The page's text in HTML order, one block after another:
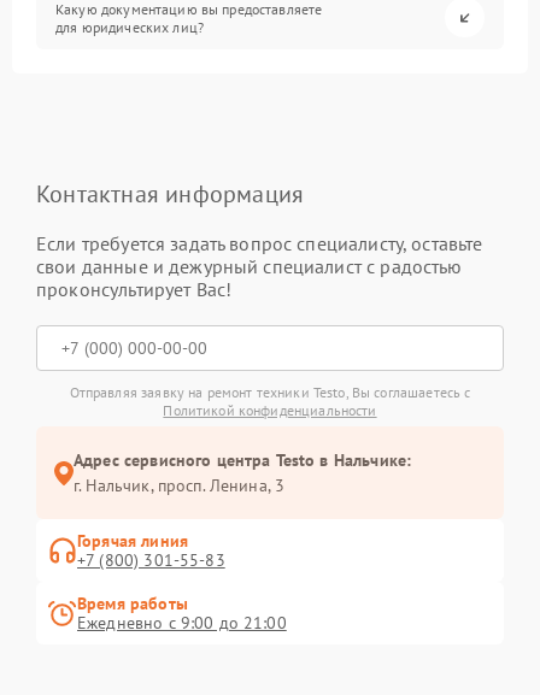
Какую документацию вы предоставляете
для юридических лиц?
Контактная информация
Если требуется задать вопрос специалисту, оставьте
свои данные и дежурный специалист с радостью
проконсультирует Вас!
Отправляя заявку на ремонт техники Testo, Вы соглашаетесь с
Политикой конфиденциальности
Адрес сервисного центра Testo в Нальчике:
г. Нальчик, просп. Ленина, 3
Горячая линия
+7 (800) 301-55-83
Время работы
Ежедневно с 9:00 до 21:00